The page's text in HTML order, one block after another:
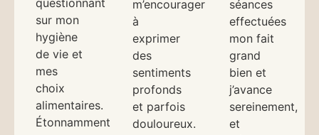
questionnant
sur mon
hygiène
de vie et
mes
choix
alimentaires.
Étonnamment,
m’encourager
à
exprimer
des
sentiments
profonds
et parfois
douloureux.
séances
effectuées
mon fait
grand
bien et
j’avance
sereinement,
et